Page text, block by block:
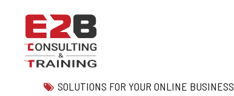
SOLUTIONS FOR YOUR ONLINE BUSINESS